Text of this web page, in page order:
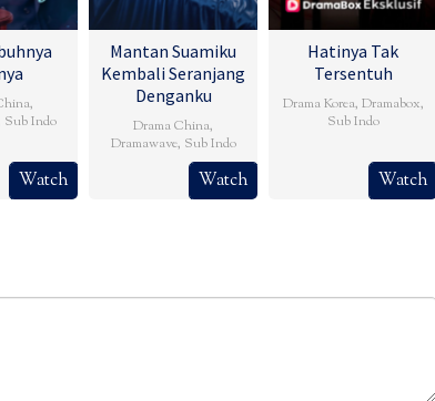
,
Sub Indo
Watch
Mantan Suamiku
Kembali Seranjang
Denganku
Drama China,
Dramawave, Sub Indo
Watch
Hatinya Tak
Tersentuh
Drama Korea, Dramabox,
Sub Indo
Watch